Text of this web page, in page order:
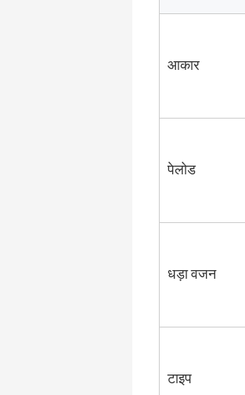
आकार
पेलोड
धड़ा वजन
टाइप